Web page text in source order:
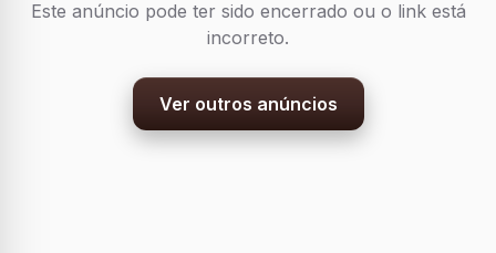
Este anúncio pode ter sido encerrado ou o link está
incorreto.
Ver outros anúncios